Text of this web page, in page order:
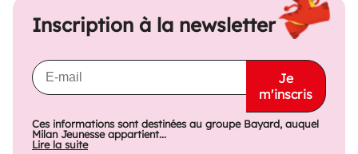
Inscription à la newsletter
Je
m'inscris
Ces informations sont destinées au groupe Bayard, auquel
Milan Jeunesse appartient...
Lire la suite